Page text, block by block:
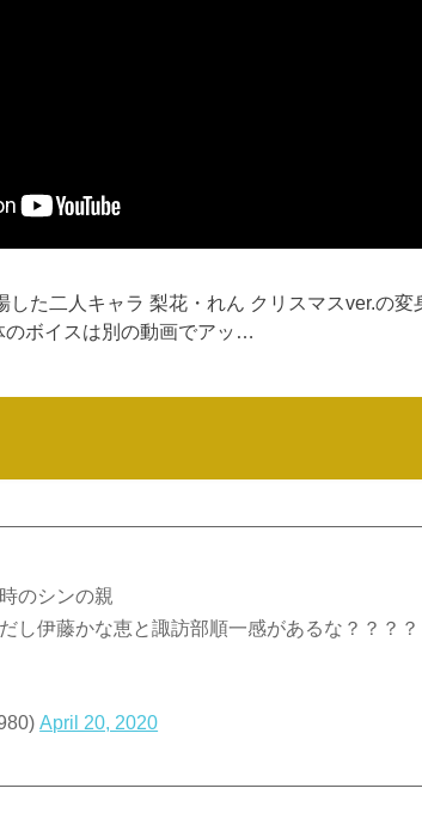
した二人キャラ 梨花・れん クリスマスver.の
ボイスは別の動画でアッ…
のシンの親
し伊藤かな恵と諏訪部順一感があるな？？？？
April 20, 2020